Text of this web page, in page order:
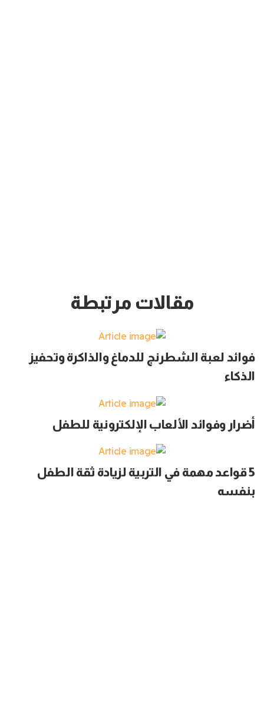
مقالات مرتبطة
فوائد لعبة الشطرنج للدماغ والذاكرة وتحفيز
الذكاء
أضرار وفوائد الألعاب الإلكترونية للطفل
5 قواعد مهمة في التربية لزيادة ثقة الطفل
بنفسه